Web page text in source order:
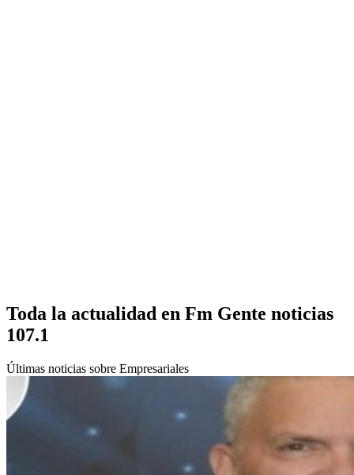
Toda la actualidad en Fm Gente noticias
107.1
Últimas noticias sobre Empresariales